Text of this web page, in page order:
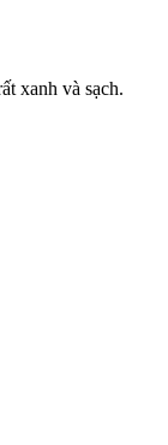
xanh và sạch.